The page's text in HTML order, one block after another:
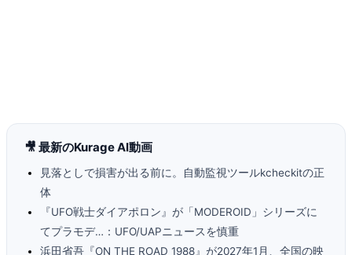
🎥 最新のKurage AI動画
見落としで損害が出る前に。自動監視ツールkcheckitの正
体
『UFO戦士ダイアポロン』が「MODEROID」シリーズに
てプラモデ…：UFO/UAPニュースを慎重
浜田省吾『ON THE ROAD 1988』が2027年1月、全国の映